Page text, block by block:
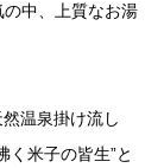
中、上質なお湯
温泉掛け流し
く米子の皆生”と